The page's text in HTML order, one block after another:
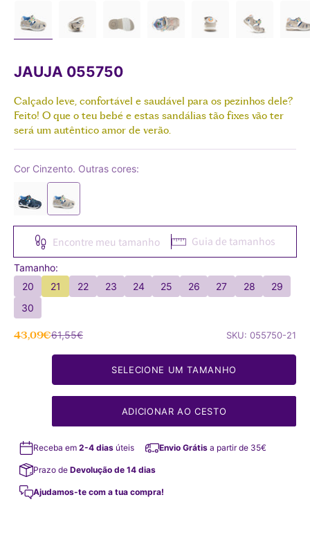
JAUJA 055750
Calçado leve, confortável e saudável para os pezinhos dele?
Feito! O que o teu bebé e estas sandálias tão fixes vão ter
será um autêntico amor de verão.
Cor Cinzento. Outras cores:
Encontre meu tamanho Guia de tamanhos
Tamanho:
20
21 22 23 24 25 26 27 28
29
30
Preço de oferta
43,09€Preço normal
61,55€ SKU: 055750-21
SELECIONE UM TAMANHO
ADICIONAR AO CESTO
Receba em 2-4 dias úteis Envio Grátis a partir de 35€
Prazo de Devolução de 14 dias
Ajudamos-te com a tua compra!